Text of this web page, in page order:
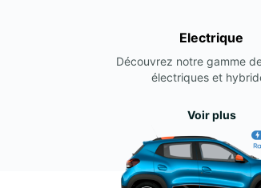
Electrique
Découvrez notre gamme
électriques et
Voir plus